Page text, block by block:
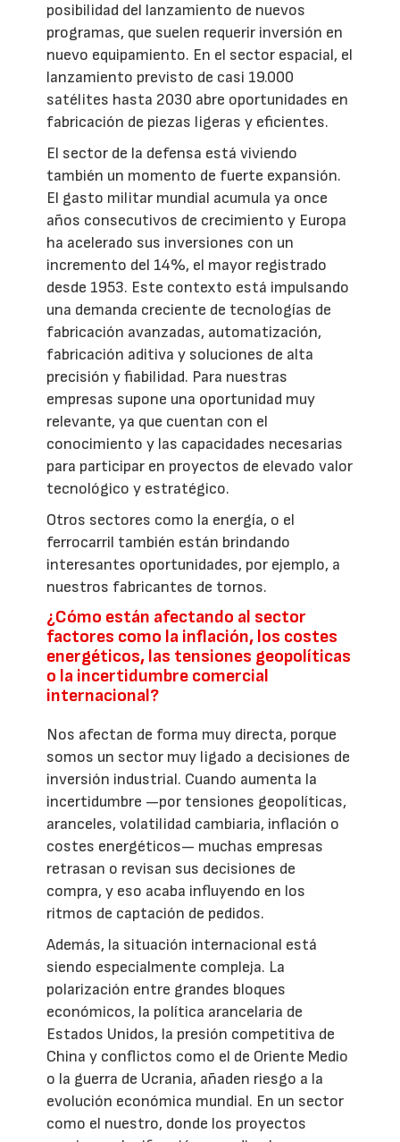
posibilidad del lanzamiento de nuevos
programas, que suelen requerir inversión en
nuevo equipamiento. En el sector espacial, el
lanzamiento previsto de casi 19.000
satélites hasta 2030 abre oportunidades en
fabricación de piezas ligeras y eficientes.
El sector de la defensa está viviendo
también un momento de fuerte expansión.
El gasto militar mundial acumula ya once
años consecutivos de crecimiento y Europa
ha acelerado sus inversiones con un
incremento del 14%, el mayor registrado
desde 1953. Este contexto está impulsando
una demanda creciente de tecnologías de
fabricación avanzadas, automatización,
fabricación aditiva y soluciones de alta
precisión y fiabilidad. Para nuestras
empresas supone una oportunidad muy
relevante, ya que cuentan con el
conocimiento y las capacidades necesarias
para participar en proyectos de elevado valor
tecnológico y estratégico.
Otros sectores como la energía, o el
ferrocarril también están brindando
interesantes oportunidades, por ejemplo, a
nuestros fabricantes de tornos.
¿Cómo están afectando al sector
factores como la inflación, los costes
energéticos, las tensiones geopolíticas
o la incertidumbre comercial
internacional?
Nos afectan de forma muy directa, porque
somos un sector muy ligado a decisiones de
inversión industrial. Cuando aumenta la
incertidumbre —por tensiones geopolíticas,
aranceles, volatilidad cambiaria, inflación o
costes energéticos— muchas empresas
retrasan o revisan sus decisiones de
compra, y eso acaba influyendo en los
ritmos de captación de pedidos.
Además, la situación internacional está
siendo especialmente compleja. La
polarización entre grandes bloques
económicos, la política arancelaria de
Estados Unidos, la presión competitiva de
China y conflictos como el de Oriente Medio
o la guerra de Ucrania, añaden riesgo a la
evolución económica mundial. En un sector
como el nuestro, donde los proyectos